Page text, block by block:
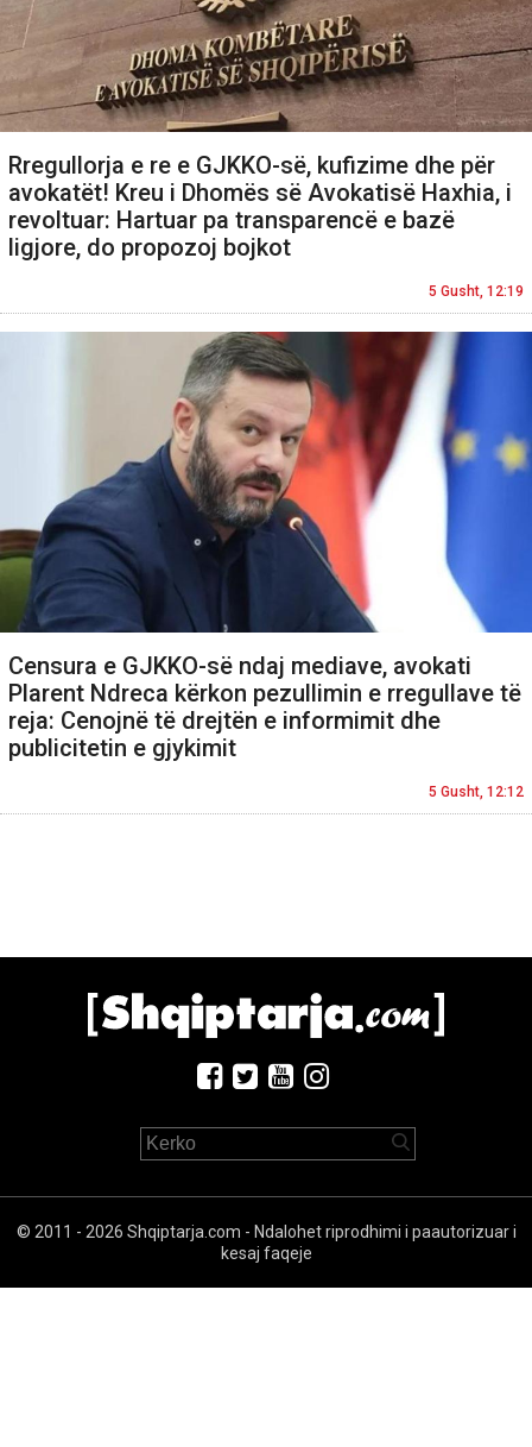
Rregullorja e re e GJKKO-së, kufizime dhe për
avokatët! Kreu i Dhomës së Avokatisë Haxhia, i
revoltuar: Hartuar pa transparencë e bazë
ligjore, do propozoj bojkot
5 Gusht, 12:19
Censura e GJKKO-së ndaj mediave, avokati
Plarent Ndreca kërkon pezullimin e rregullave të
reja: Cenojnë të drejtën e informimit dhe
publicitetin e gjykimit
5 Gusht, 12:12
© 2011 - 2026 Shqiptarja.com - Ndalohet riprodhimi i paautorizuar i
kesaj faqeje